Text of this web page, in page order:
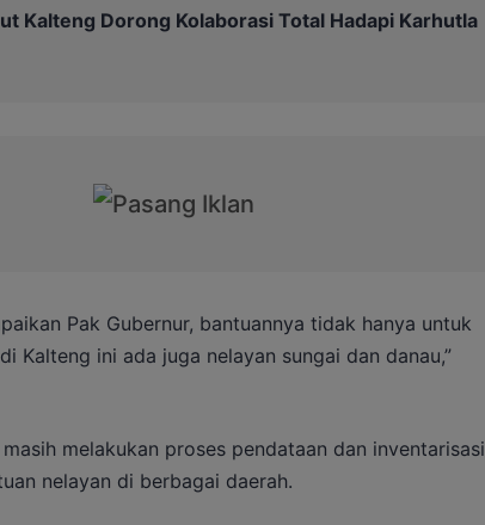
Kalteng Dorong Kolaborasi Total Hadapi Karhutla
Pak Gubernur, bantuannya tidak hanya untuk
Kalteng ini ada juga nelayan sungai dan danau,”
melakukan proses pendataan dan inventarisasi
nelayan di berbagai daerah.